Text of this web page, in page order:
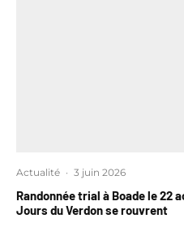
Actualité · 3 juin 2026
Randonnée trial à Boade le 22
Jours du Verdon se rouvrent